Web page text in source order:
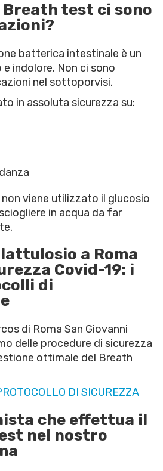
test ci sono
batterica intestinale è un
indolore. Non ci sono
nel sottoporvisi.
in assoluta sicurezza su:
viene utilizzato il glucosio
in acqua da far
a Roma
Covid-19: i
di
di Roma San Giovanni
delle procedure di sicurezza
ottimale del Breath
DI SICUREZZA
che effettua il
nel nostro